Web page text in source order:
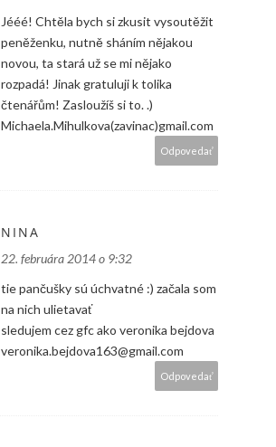
Jééé! Chtěla bych si zkusit vysoutěžit
peněženku, nutně sháním nějakou
novou, ta stará už se mi nějako
rozpadá! Jinak gratuluji k tolika
čtenářům! Zasloužíš si to. .)
Michaela.Mihulkova(zavinac)gmail.com
Odpovedať
NINA
22. februára 2014 o 9:32
tie pančušky sú úchvatné :) začala som
na nich ulietavať
sledujem cez gfc ako veronika bejdova
veronika.bejdova163@gmail.com
Odpovedať